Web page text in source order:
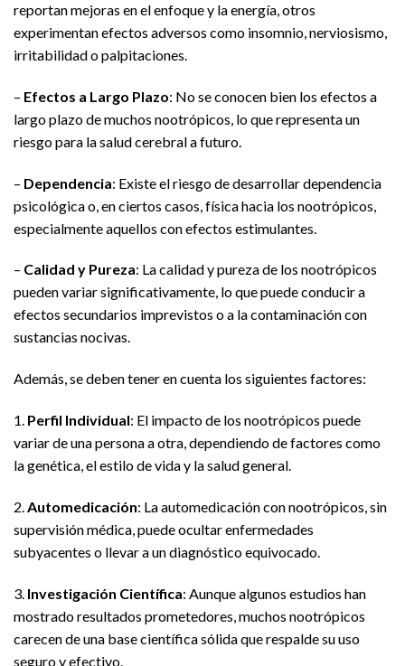
reportan mejoras en el enfoque y la energía, otros
experimentan efectos adversos como insomnio, nerviosismo,
irritabilidad o palpitaciones.
– Efectos a Largo Plazo: No se conocen bien los efectos a
largo plazo de muchos nootrópicos, lo que representa un
riesgo para la salud cerebral a futuro.
– Dependencia: Existe el riesgo de desarrollar dependencia
psicológica o, en ciertos casos, física hacia los nootrópicos,
especialmente aquellos con efectos estimulantes.
– Calidad y Pureza: La calidad y pureza de los nootrópicos
pueden variar significativamente, lo que puede conducir a
efectos secundarios imprevistos o a la contaminación con
sustancias nocivas.
Además, se deben tener en cuenta los siguientes factores:
1. Perfil Individual: El impacto de los nootrópicos puede
variar de una persona a otra, dependiendo de factores como
la genética, el estilo de vida y la salud general.
2. Automedicación: La automedicación con nootrópicos, sin
supervisión médica, puede ocultar enfermedades
subyacentes o llevar a un diagnóstico equivocado.
3. Investigación Científica: Aunque algunos estudios han
mostrado resultados prometedores, muchos nootrópicos
carecen de una base científica sólida que respalde su uso
seguro y efectivo.